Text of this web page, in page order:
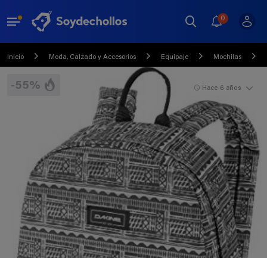
0
Inicio Moda, Calzado y Accesorios Equipaje Mochilas
-55% Hace 6 años